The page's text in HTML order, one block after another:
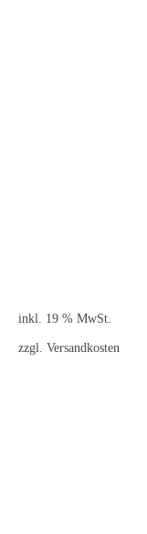
inkl. 19 % MwSt.
zzgl. Versandkosten